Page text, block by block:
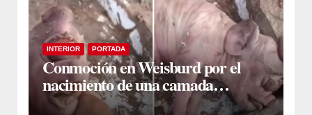
INTERIOR PORTADA
Conmoción en Weisburd por el
nacimiento de una camada
lechones con graves deformaciones